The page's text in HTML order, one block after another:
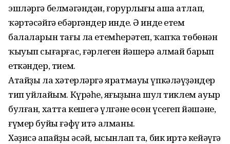
эшләргә белмәгәндән, ғорурлығы аша атлап,
ҡәртәсәйгә ебәргәндер инде. Ә инде етем
балаларын тағы ла етемһерәтеп, ҡапҡа төбөнән
ҡыуып сығарғас, ғәрлеген йәшерә алмай барып
еткәндер, тием.
Атайҙы ла хәтерләргә яратмауы үпкәләүҙәндер
тип уйлайым. Күрәһең, яңғыҙына шул тиклем ауыр
булған, хатта кешегә үлгәне өсөн үсегеп йәшәне,
ғүмер буйы ғәфү итә алманы.
Хәҙисә апайҙы әсәй, ысынлап та, бик иртә кейәүгә